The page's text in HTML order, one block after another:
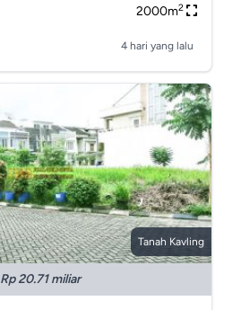
2000m2
4 hari yang lalu
Tanah Kavling
Rp 20.71 miliar